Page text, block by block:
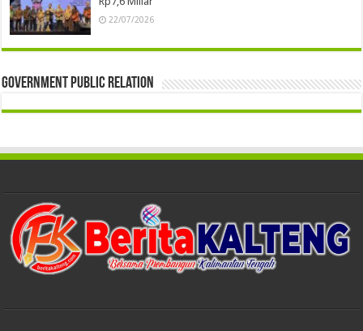
22/07/2026
Government Public Relation